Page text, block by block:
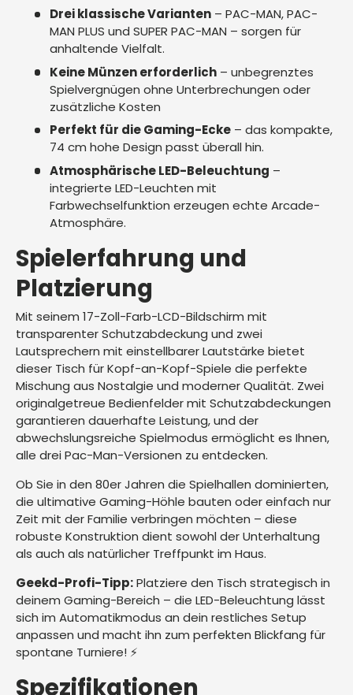
Drei klassische Varianten– PAC-MAN, PAC-
MAN PLUS und SUPER PAC-MAN – sorgen für
anhaltende Vielfalt.
Keine Münzen erforderlich– unbegrenztes
Spielvergnügen ohne Unterbrechungen oder
zusätzliche Kosten
Perfekt für die Gaming-Ecke– das kompakte,
74 cm hohe Design passt überall hin.
Atmosphärische LED-Beleuchtung –
integrierte LED-Leuchten mit
Farbwechselfunktion erzeugen echte Arcade-
Atmosphäre.
Spielerfahrung und
Platzierung
Mit seinem 17-Zoll-Farb-LCD-Bildschirm mit
transparenter Schutzabdeckung und zwei
Lautsprechern mit einstellbarer Lautstärke bietet
dieser Tisch für Kopf-an-Kopf-Spiele die perfekte
Mischung aus Nostalgie und moderner Qualität. Zwei
originalgetreue Bedienfelder mit Schutzabdeckungen
garantieren dauerhafte Leistung, und der
abwechslungsreiche Spielmodus ermöglicht es Ihnen,
alle drei Pac-Man-Versionen zu entdecken.
Ob Sie in den 80er Jahren die Spielhallen dominierten,
die ultimative Gaming-Höhle bauten oder einfach nur
Zeit mit der Familie verbringen möchten – diese
robuste Konstruktion dient sowohl der Unterhaltung
als auch als natürlicher Treffpunkt im Haus.
Geekd-Profi-Tipp:Platziere den Tisch strategisch in
deinem Gaming-Bereich – die LED-Beleuchtung lässt
sich im Automatikmodus an dein restliches Setup
anpassen und macht ihn zum perfekten Blickfang für
spontane Turniere! ⚡
Spezifikationen